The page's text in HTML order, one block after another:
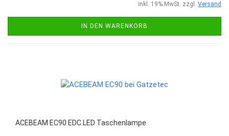
inkl. 19% MwSt. zzgl. Versand
IN DEN WARENKORB
ACEBEAM EC90 EDC LED Taschenlampe